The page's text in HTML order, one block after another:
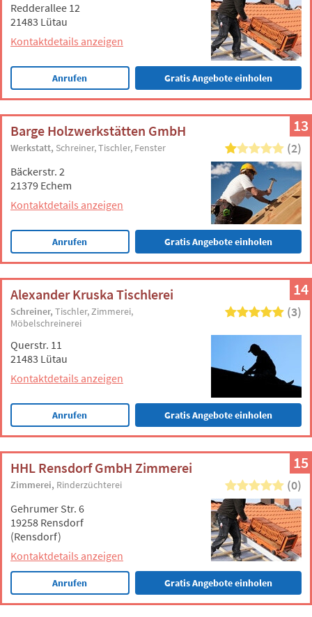
Redderallee 12
21483 Lütau
Kontaktdetails anzeigen
Anrufen Gratis Angebote einholen
13
Barge Holzwerkstätten GmbH
Werkstatt Schreiner Tischler Fenster (2)
Bäckerstr. 2
21379 Echem
Kontaktdetails anzeigen
Anrufen Gratis Angebote einholen
14
Alexander Kruska Tischlerei
Schreiner Tischler Zimmerei
Möbelschreinerei
(3)
Querstr. 11
21483 Lütau
Kontaktdetails anzeigen
Anrufen Gratis Angebote einholen
15
HHL Rensdorf GmbH Zimmerei
Zimmerei Rinderzüchterei (0)
Gehrumer Str. 6
19258 Rensdorf
(Rensdorf)
Kontaktdetails anzeigen
Anrufen Gratis Angebote einholen